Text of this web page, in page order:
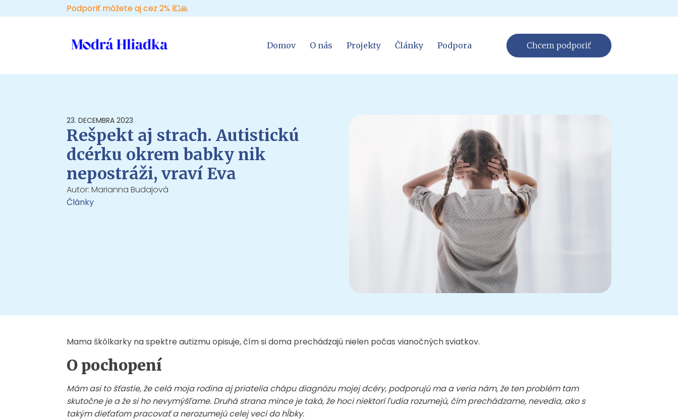
Podporiť môžete aj cez 2% 💶🙏
Domov O nás Projekty Články Podpora Chcem podporiť
23. DECEMBRA 2023
Rešpekt aj strach. Autistickú
dcérku okrem babky nik
nepostráži, vraví Eva
Autor: Marianna Budajová
Články
Mama škôlkarky na spektre autizmu opisuje, čím si doma prechádzajú nielen počas vianočných sviatkov.
O pochopení
Mám asi to šťastie, že celá moja rodina aj priatelia chápu diagnózu mojej dcéry, podporujú ma a veria nám, že ten problém tam
skutočne je a že si ho nevymýšľame. Druhá strana mince je taká, že hoci niektorí ľudia rozumejú, čím prechádzame, nevedia, ako s
takým dieťaťom pracovať a nerozumejú celej veci do hĺbky.